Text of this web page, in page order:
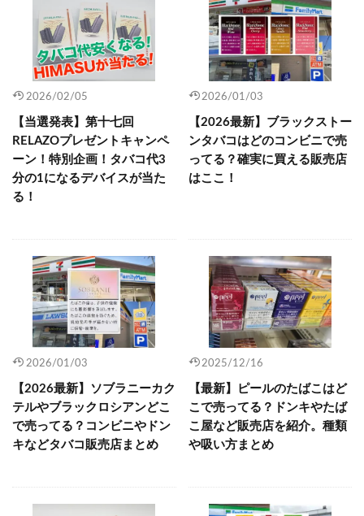
2026/02/05
【当選発表】第十七回
RELAZOプレゼントキャンペ
ーン！特別企画！タバコ代3
分の1になるデバイスが当た
る！
2026/01/03
【2026最新】ブラックストー
ンタバコはどのコンビニで売
ってる？確実に買える販売店
はここ！
2026/01/03
【2026最新】ソブラニーカク
テルやブラックロシアンどこ
で売ってる？コンビニやドン
キなどタバコ販売店まとめ
2025/12/16
【最新】ピールのたばこはど
こで売ってる？ドンキやたば
こ屋など販売店を紹介。種類
や吸い方まとめ